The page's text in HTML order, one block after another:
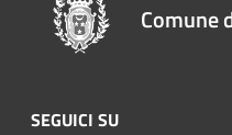
Comune
SEGUICI SU